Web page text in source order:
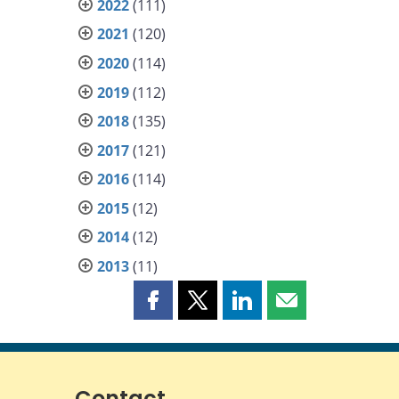
2022(111)
2021 (120)
2020(114)
2019(112)
2018(135)
2017(121)
2016(114)
2015(12)
2014(12)
2013(11)
Partager
page
Facebook
Partager
page
Partager
page
Partager
page